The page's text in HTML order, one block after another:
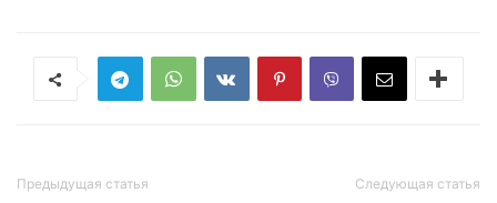
Предыдущая статья Следующая статья